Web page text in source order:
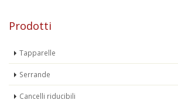
Prodotti
Tapparelle
Serrande
Cancelli riducibili